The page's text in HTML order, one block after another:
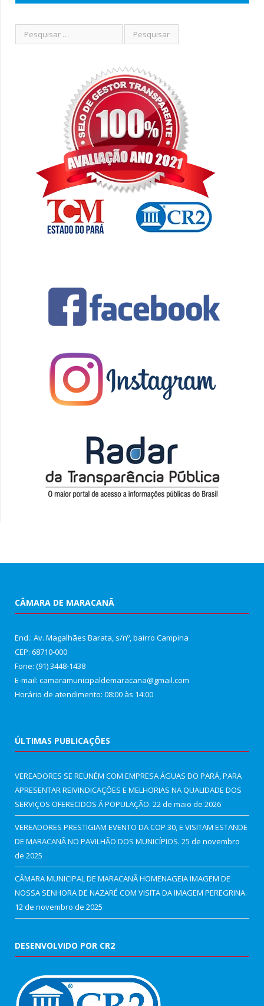
CÂMARA DE MARACANÃ
End.: Av. Magalhães Barata, s/nº, bairro Campina
CEP: 68710-000
Fone: (91) 3448-1438
E-mail: camaramunicipaldemaracana@gmail.com
Horário de atendimento: 08:00 às 14:00
ÚLTIMAS PUBLICAÇÕES
VEREADORES SE REUNÉM COM EMPRESA ÁGUAS DO PARÁ, PARA
APRESENTAR REIVINDICAÇÕES E MELHORIAS NA QUALIDADE DOS
SERVIÇOS OFERECIDOS Á POPULAÇÃO. 22 de maio de 2026
VEREADORES PRESTIGIAM EVENTO DA COP 30, E VISITAM ESTANDE
DE MARACANÃ NO PAVILHÃO DOS MUNICÍPIOS. 25 de novembro
de 2025
CÂMARA MUNICIPAL DE MARACANÃ HOMENAGEIA IMAGEM DE
NOSSA SENHORA DE NAZARÉ COM VISITA DA IMAGEM PEREGRINA.
12 de novembro de 2025
DESENVOLVIDO POR CR2